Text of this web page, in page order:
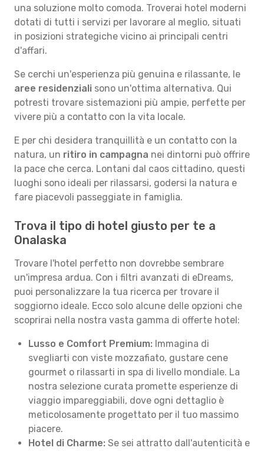
una soluzione molto comoda. Troverai hotel moderni
dotati di tutti i servizi per lavorare al meglio, situati
in posizioni strategiche vicino ai principali centri
d'affari.
Se cerchi un'esperienza più genuina e rilassante, le
aree residenziali sono un'ottima alternativa. Qui
potresti trovare sistemazioni più ampie, perfette per
vivere più a contatto con la vita locale.
E per chi desidera tranquillità e un contatto con la
natura, un ritiro in campagna nei dintorni può offrire
la pace che cerca. Lontani dal caos cittadino, questi
luoghi sono ideali per rilassarsi, godersi la natura e
fare piacevoli passeggiate in famiglia.
Trova il tipo di hotel giusto per te a
Onalaska
Trovare l'hotel perfetto non dovrebbe sembrare
un'impresa ardua. Con i filtri avanzati di eDreams,
puoi personalizzare la tua ricerca per trovare il
soggiorno ideale. Ecco solo alcune delle opzioni che
scoprirai nella nostra vasta gamma di offerte hotel:
Lusso e Comfort Premium: Immagina di
svegliarti con viste mozzafiato, gustare cene
gourmet o rilassarti in spa di livello mondiale. La
nostra selezione curata promette esperienze di
viaggio impareggiabili, dove ogni dettaglio è
meticolosamente progettato per il tuo massimo
piacere.
Hotel di Charme: Se sei attratto dall'autenticità e